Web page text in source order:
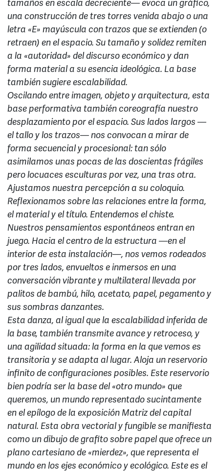
tamaños en escala decreciente— evoca un gráfico,
una construcción de tres torres venida abajo o una
letra «E» mayúscula con trazos que se extienden (o
retraen) en el espacio. Su tamaño y solidez remiten
a la «autoridad» del discurso económico y dan
forma material a su esencia ideológica. La base
también sugiere escalabilidad.
Oscilando entre imagen, objeto y arquitectura, esta
base performativa también coreografía nuestro
desplazamiento por el espacio. Sus lados largos —
el tallo y los trazos— nos convocan a mirar de
forma secuencial y procesional: tan sólo
asimilamos unas pocas de las doscientas frágiles
pero locuaces esculturas por vez, una tras otra.
Ajustamos nuestra percepción a su coloquio.
Reflexionamos sobre las relaciones entre la forma,
el material y el título. Entendemos el chiste.
Nuestros pensamientos espontáneos entran en
juego. Hacia el centro de la estructura —en el
interior de esta instalación—, nos vemos rodeados
por tres lados, envueltos e inmersos en una
conversación vibrante y multilateral llevada por
palitos de bambú, hilo, acetato, papel, pegamento y
sus sombras danzantes.
Esta danza, al igual que la escalabilidad inferida de
la base, también transmite avance y retroceso, y
una agilidad situada: la forma en la que vemos es
transitoria y se adapta al lugar. Aloja un reservorio
infinito de configuraciones posibles. Este reservorio
bien podría ser la base del «otro mundo» que
queremos, un mundo representado sucintamente
en el epílogo de la exposición Matriz del capital
natural. Esta obra vectorial y fungible se manifiesta
como un dibujo de grafito sobre papel que ofrece un
plano cartesiano de «mierdez», que representa el
mundo en los ejes económico y ecológico. Este es el